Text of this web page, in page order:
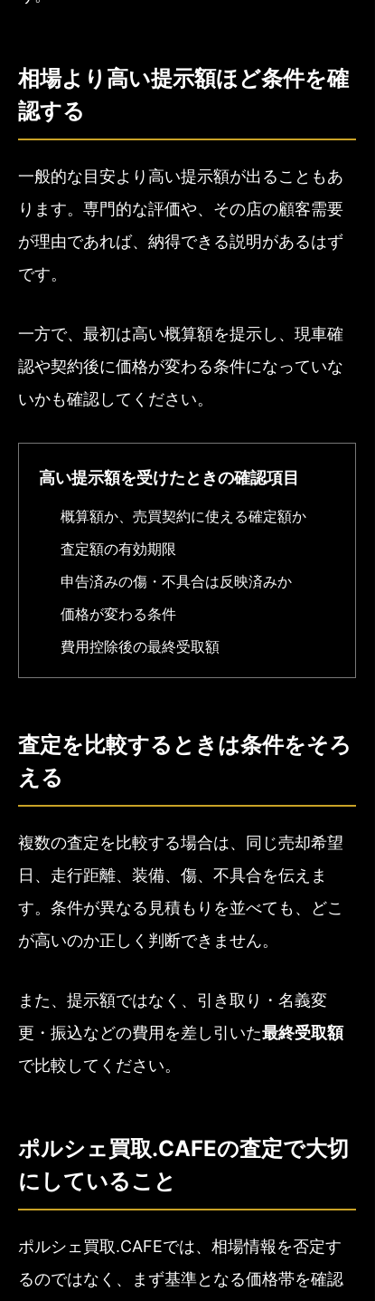
相場より高い提示額ほど条件を確
認する
一般的な目安より高い提示額が出ることもあ
ります。専門的な評価や、その店の顧客需要
が理由であれば、納得できる説明があるはず
です。
一方で、最初は高い概算額を提示し、現車確
認や契約後に価格が変わる条件になっていな
いかも確認してください。
高い提示額を受けたときの確認項目
概算額か、売買契約に使える確定額か
査定額の有効期限
申告済みの傷・不具合は反映済みか
価格が変わる条件
費用控除後の最終受取額
査定を比較するときは条件をそろ
える
複数の査定を比較する場合は、同じ売却希望
日、走行距離、装備、傷、不具合を伝えま
す。条件が異なる見積もりを並べても、どこ
が高いのか正しく判断できません。
また、提示額ではなく、引き取り・名義変
更・振込などの費用を差し引いた最終受取額
で比較してください。
ポルシェ買取.CAFEの査定で大切
にしていること
ポルシェ買取.CAFEでは、相場情報を否定す
るのではなく、まず基準となる価格帯を確認